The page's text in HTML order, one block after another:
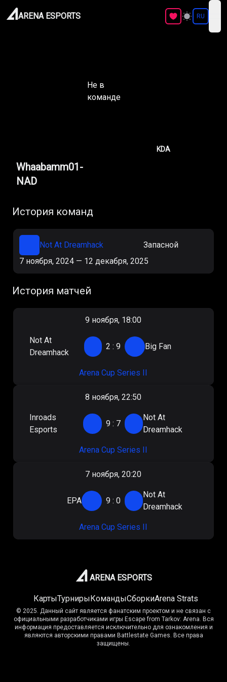
ARENA ESPORTS RU
Whaabamm01-
NAD
Не в
команде
KDA
История команд
Not At Dreamhack
Запасной
7 ноября, 2024 — 12 декабря, 2025
История матчей
9 ноября, 18:00
Not At
Dreamhack
2 :9 Big Fan
Arena Cup Series II
8 ноября, 22:50
Inroads
Esports
9 : 7
Not At
Dreamhack
Arena Cup Series II
7 ноября, 20:20
EPA 9 :0
Not At
Dreamhack
Arena Cup Series II
ARENA ESPORTS
КартыТурнирыКомандыСборкиArena Strats
© 2025. Данный сайт является фанатским проектом и не связан с
официальными разработчиками игры Escape from Tarkov: Arena. Вся
информация предоставляется исключительно для ознакомления и
являются авторскими правами Battlestate Games. Все права
защищены.